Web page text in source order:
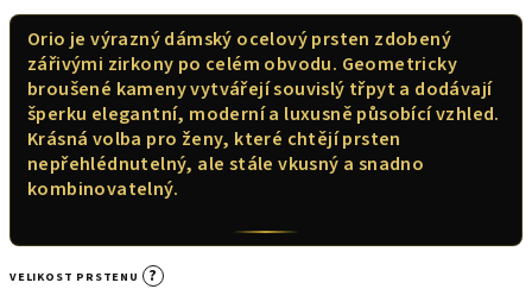
Orio je výrazný dámský ocelový prsten zdobený
zářivými zirkony po celém obvodu. Geometricky
broušené kameny vytvářejí souvislý třpyt a dodávají
šperku elegantní, moderní a luxusně působící vzhled.
Krásná volba pro ženy, které chtějí prsten
nepřehlédnutelný, ale stále vkusný a snadno
kombinovatelný.
VELIKOST PRSTENU ?